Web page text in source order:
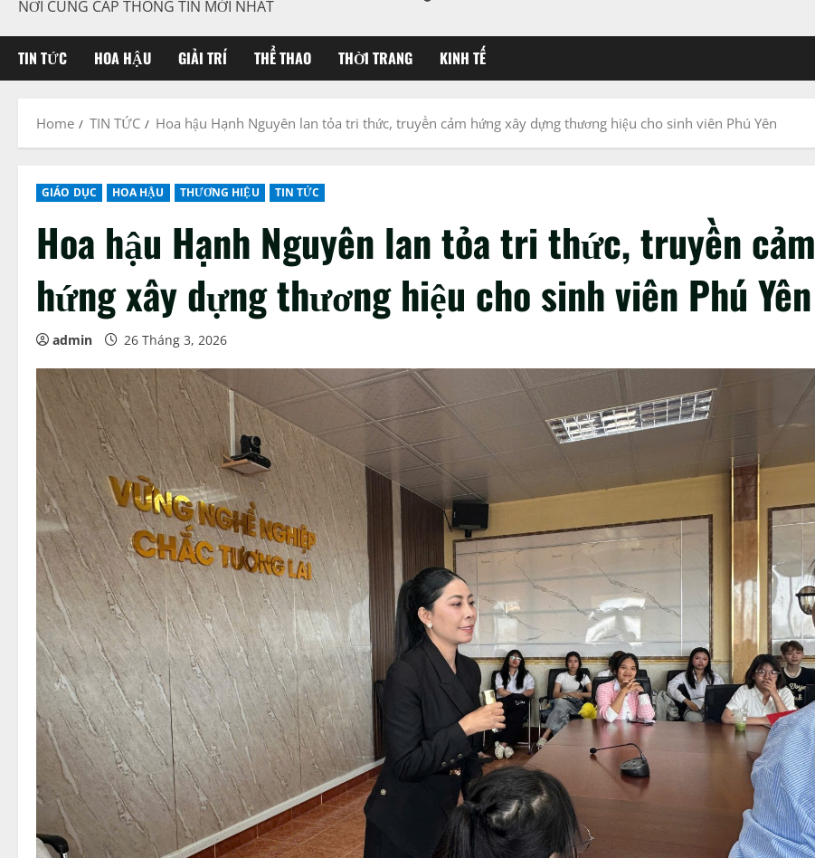
NƠI CUNG CẤP THÔNG TIN MỚI NHẤT
TIN TỨC HOA HẬU GIẢI TRÍ THỂ THAO THỜI TRANG KINH TẾ
Home TIN TỨC Hoa hậu Hạnh Nguyên lan tỏa tri thức, truyền cảm hứng xây dựng thương hiệu cho sinh viên Phú Yên
GIÁO DỤC HOA HẬU THƯƠNG HIỆU TIN TỨC
Hoa hậu Hạnh Nguyên lan tỏa tri thức, truyền cảm
hứng xây dựng thương hiệu cho sinh viên Phú Yên
admin 26 Tháng 3, 2026